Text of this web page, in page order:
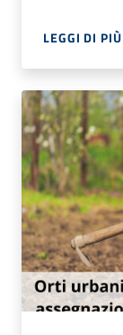
LEGGI DI PIÙ